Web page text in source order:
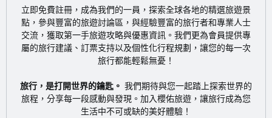
立即免費註冊 ，成為我們的一員，探索全球各地的精選旅遊景
點，參與豐富的旅遊討論區，與經驗豐富的旅行者和專業人士
交流，獲取第一手旅遊攻略與優惠資訊。我們更為會員提供專
屬的旅行建議、訂票支持以及個性化行程規劃，讓您的每一次
旅行都能輕鬆無憂！
旅行，是打開世界的鑰匙。 我們期待與您一起踏上探索世界的
旅程，分享每一段感動與發現。加入櫻佑旅遊，讓旅行成為您
生活中不可或缺的美好體驗！